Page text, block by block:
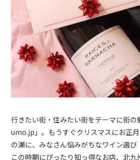
行きたい街・住みたい街をテーマに街
umo.jp」。もうすぐクリスマスにお正
の瀬に、みなさん悩みがちなワイン選び
この時期にぴったり知っ得なお店、北